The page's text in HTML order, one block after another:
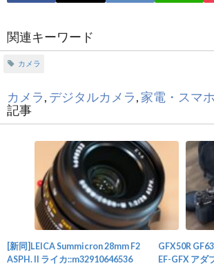
関連キーワード
カメラ
カメラ, デジタルカメラ, 家電・スマ
記事
[新同]LEICA Summicron 28mm F2
ASPH. II ライカ::m32910646536
GFX50R
EF-GFX アダ